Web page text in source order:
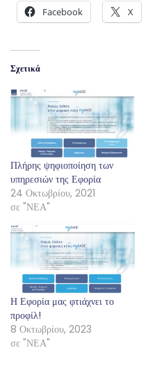
Facebook X
Σχετικά
Πλήρης ψηφιοποίηση των
υπηρεσιών της Εφορία
24 Οκτωβρίου, 2021
σε "ΝΕΑ"
Η Εφορία μας φτιάχνει το
προφίλ!
8 Οκτωβρίου, 2023
σε "ΝΕΑ"